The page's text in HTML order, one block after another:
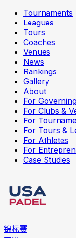
Tournaments
Leagues
Tours
Coaches
Venues
News
Rankings
Gallery
About
For
For Clubs &
For
For Tours &
For Athletes
For
Case Studies
锦标赛